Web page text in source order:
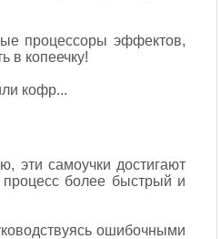
процессоры эффектов,
в копеечку!
кофр...
эти самоучки достигают
более быстрый и
ошибочными